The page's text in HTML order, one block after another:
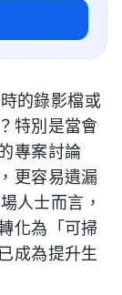
的錄影檔或
特別是當會
專案討論
更容易遺漏
人士而言，
化為「可掃
成為提升生